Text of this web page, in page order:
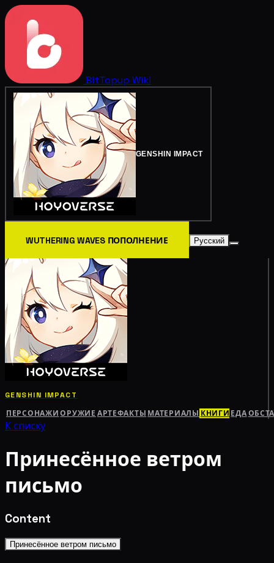
BitTopup Wiki
GENSHIN IMPACT
WUTHERING WAVES ПОПОЛНЕНИЕ Русский
GENSHIN IMPACT
ПЕРСОНАЖИ ОРУЖИЕ АРТЕФАКТЫ МАТЕРИАЛЫ КНИГИ ЕДА
К списку
Принесённое ветром
письмо
Content
Принесённое ветром письмо